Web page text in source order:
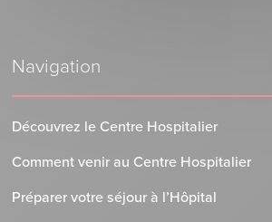
Navigation
Découvrez le Centre Hospitalier
Comment venir au Centre Hospitalier
Préparer votre séjour à l’Hôpital